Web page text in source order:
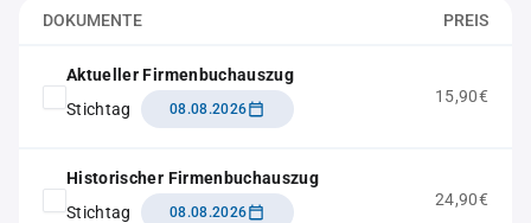
DOKUMENTE PREIS
Aktueller Firmenbuchauszug
Stichtag
08.08.2026
15,90€
Historischer Firmenbuchauszug
Stichtag
08.08.2026
24,90€